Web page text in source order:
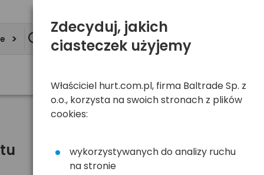
Zdecyduj, jakich
ciasteczek użyjemy
Właściciel hurt.com.pl, firma Baltrade Sp. z
o.o., korzysta na swoich stronach z plików
cookies:
wykorzystywanych do analizy ruchu
na stronie